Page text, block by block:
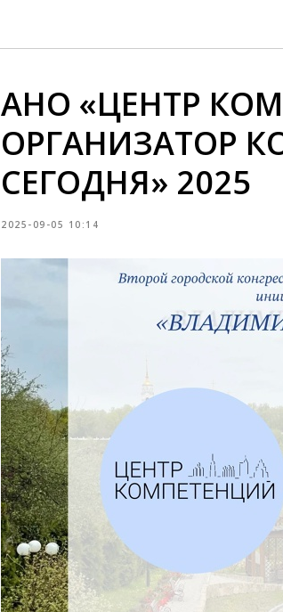
АНО «ЦЕНТР
ОРГАНИЗАТОР
СЕГОДНЯ» 2025
2025-09-05 10:14